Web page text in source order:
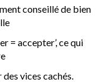
conseillé de bien
= accepter’, ce qui
vices cachés.